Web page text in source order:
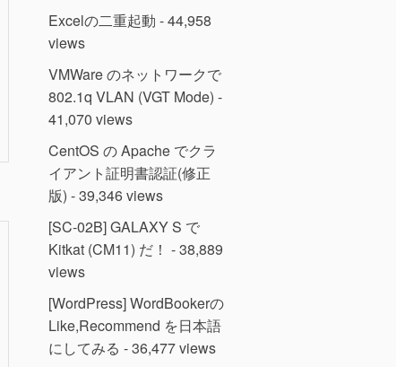
Excelの二重起動 - 44,958
views
VMWare のネットワークで
802.1q VLAN (VGT Mode) -
41,070 views
CentOS の Apache でクラ
イアント証明書認証(修正
版) - 39,346 views
[SC-02B] GALAXY S で
Kitkat (CM11) だ！ - 38,889
views
[WordPress] WordBookerの
Like,Recommend を日本語
にしてみる - 36,477 views